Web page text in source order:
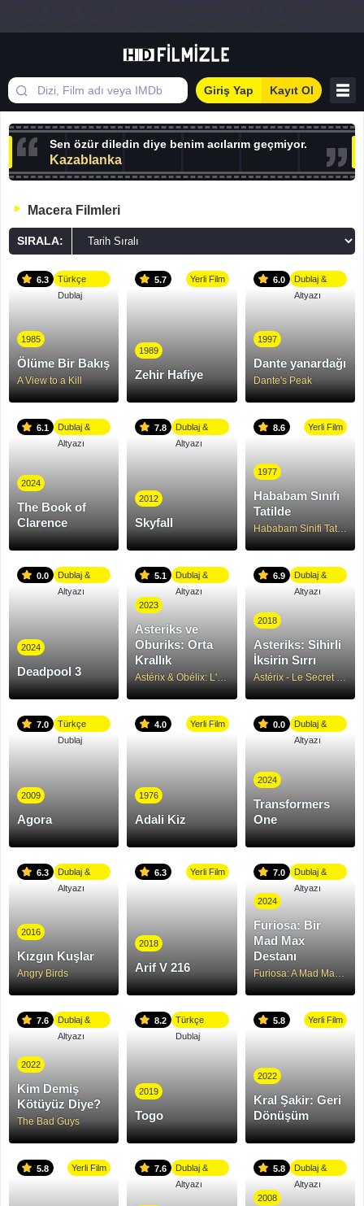
Giriş Yap Kayıt Ol
Sen özür diledin diye benim acılarım geçmiyor.
Kazablanka
Macera Filmleri
SIRALA:
6.3
Türkçe
Dublaj
1985
Ölüme Bir Bakış
A View to a Kill
5.7 Yerli Film
1989
Zehir Hafiye
6.0
Dublaj &
Altyazı
1997
Dante yanardağı
Dante's Peak
6.1
Dublaj &
Altyazı
2024
The Book of
Clarence
7.8
Dublaj &
Altyazı
2012
Skyfall
8.6 Yerli Film
1977
Hababam Sınıfı
Tatilde
Hababam Sinifi Tatilde
0.0
Dublaj &
Altyazı
2024
Deadpool 3
5.1
Dublaj &
Altyazı
2023
Asteriks ve
Oburiks: Orta
Krallık
6.9
Dublaj &
Altyazı
2018
Asteriks: Sihirli
İksirin Sırrı
7.0
Türkçe
Dublaj
2009
Agora
4.0 Yerli Film
1976
Adali Kiz
0.0
Dublaj &
Altyazı
2024
Transformers
One
6.3
Dublaj &
Altyazı
2016
Kızgın Kuşlar
Angry Birds
6.3 Yerli Film
2018
Arif V 216
7.0
Dublaj &
Altyazı
2024
Furiosa: Bir
Mad Max
Destanı
Furiosa: A Mad Max Saga
7.6
Dublaj &
Altyazı
2022
Kim Demiş
Kötüyüz Diye?
The Bad Guys
8.2
Türkçe
Dublaj
2019
Togo
5.8 Yerli Film
2022
Kral Şakir: Geri
Dönüşüm
5.8 Yerli Film 7.6
Dublaj &
Altyazı
5.8
Dublaj &
Altyazı
2008